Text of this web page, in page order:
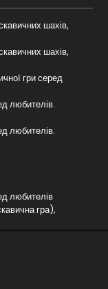
шахів,
шахів,
гри серед
любителів.
любителів.
любителів
гра),